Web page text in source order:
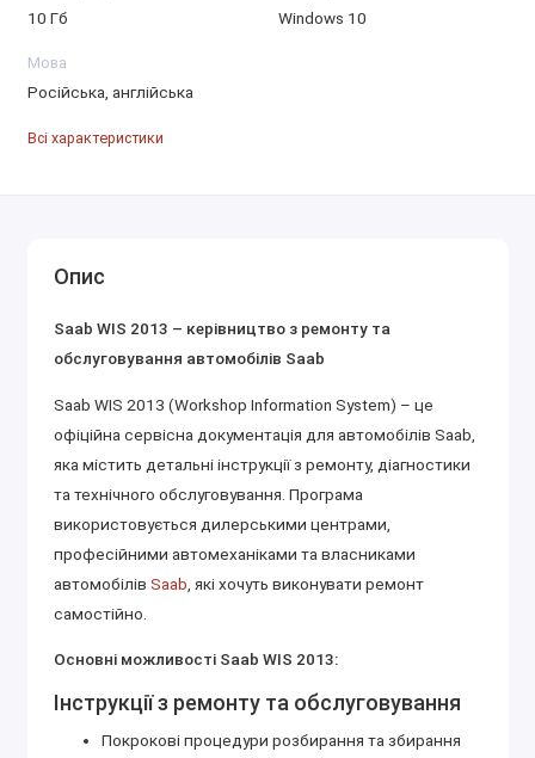
10 Гб Windows 10
Мова
Російська, англійська
Всі характеристики
Опис
Saab WIS 2013 – керівництво з ремонту та
обслуговування автомобілів Saab
Saab WIS 2013 (Workshop Information System) – це
офіційна сервісна документація для автомобілів Saab,
яка містить детальні інструкції з ремонту, діагностики
та технічного обслуговування. Програма
використовується дилерськими центрами,
професійними автомеханіками та власниками
автомобілів Saab , які хочуть виконувати ремонт
самостійно.
Основні можливості Saab WIS 2013:
Інструкції з ремонту та обслуговування
Покрокові процедури розбирання та збирання